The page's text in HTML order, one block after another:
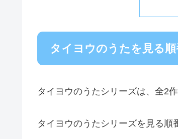
タイヨウのうたを見る順
タイヨウのうたシリーズは、全2
タイヨウのうたシリーズを見る順